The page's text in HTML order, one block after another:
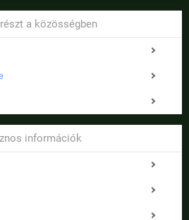
a közösségben
információk